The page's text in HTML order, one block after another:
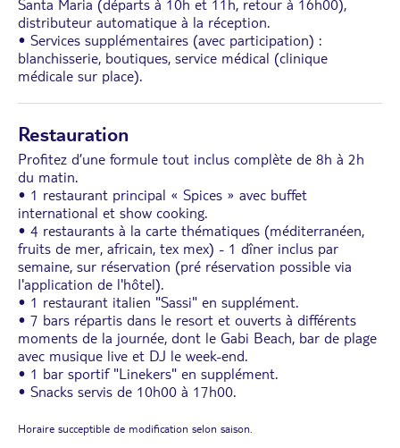
Santa Maria (départs à 10h et 11h, retour à 16h00),
distributeur automatique à la réception.
• Services supplémentaires (avec participation) :
blanchisserie, boutiques, service médical (clinique
médicale sur place).
Restauration
Profitez d’une formule tout inclus complète de 8h à 2h
du matin.
• 1 restaurant principal « Spices » avec buffet
international et show cooking.
• 4 restaurants à la carte thématiques (méditerranéen,
fruits de mer, africain, tex mex) - 1 dîner inclus par
semaine, sur réservation (pré réservation possible via
l'application de l'hôtel).
• 1 restaurant italien "Sassi" en supplément.
• 7 bars répartis dans le resort et ouverts à différents
moments de la journée, dont le Gabi Beach, bar de plage
avec musique live et DJ le week-end.
• 1 bar sportif "Linekers" en supplément.
• Snacks servis de 10h00 à 17h00.
Horaire succeptible de modification selon saison.